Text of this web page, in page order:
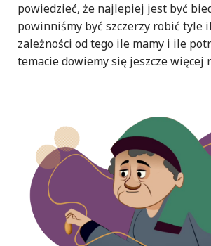
powiedzieć, że najlepiej jest być
powinniśmy być szczerzy robić tyle
zależności od tego ile mamy i ile
temacie dowiemy się jeszcze więcej